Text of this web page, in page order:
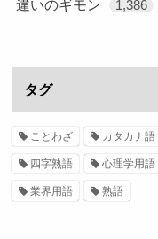
違いのギモン 1,386
タグ
ことわざ カタカナ語
四字熟語 心理学用語
業界用語 熟語